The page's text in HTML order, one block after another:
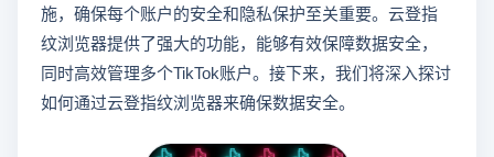
施，确保每个账户的安全和隐私保护至关重要。云登指
纹浏览器提供了强大的功能，能够有效保障数据安全，
同时高效管理多个TikTok账户。接下来，我们将深入探讨
如何通过云登指纹浏览器来确保数据安全。